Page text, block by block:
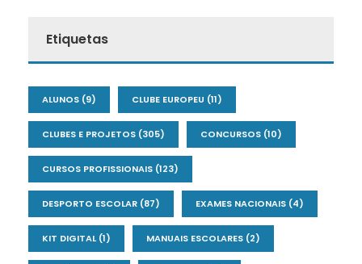
Etiquetas
ALUNOS (9) CLUBE EUROPEU (11)
CLUBES E PROJETOS (305) CONCURSOS (10)
CURSOS PROFISSIONAIS (123)
DESPORTO ESCOLAR (87) EXAMES NACIONAIS (4)
KIT DIGITAL(1) MANUAIS ESCOLARES (2)